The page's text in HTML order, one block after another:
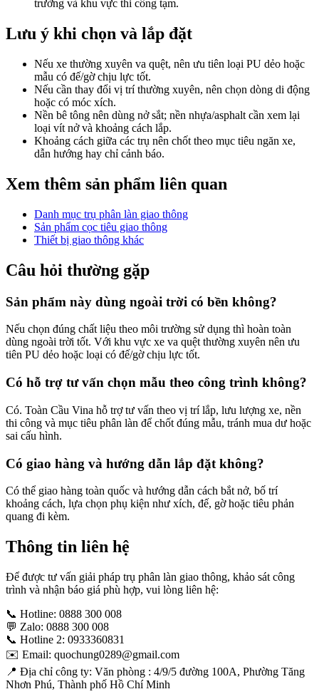
trường và khu vực thi công tạm.
Lưu ý khi chọn và lắp đặt
Nếu xe thường xuyên va quệt, nên ưu tiên loại PU dẻo hoặc
mẫu có đế/gờ chịu lực tốt.
Nếu cần thay đổi vị trí thường xuyên, nên chọn dòng di động
hoặc có móc xích.
Nền bê tông nên dùng nở sắt; nền nhựa/asphalt cần xem lại
loại vít nở và khoảng cách lắp.
Khoảng cách giữa các trụ nên chốt theo mục tiêu ngăn xe,
dẫn hướng hay chỉ cảnh báo.
Xem thêm sản phẩm liên quan
Danh mục trụ phân làn giao thông
Sản phẩm cọc tiêu giao thông
Thiết bị giao thông khác
Câu hỏi thường gặp
Sản phẩm này dùng ngoài trời có bền không?
Nếu chọn đúng chất liệu theo môi trường sử dụng thì hoàn toàn
dùng ngoài trời tốt. Với khu vực xe va quệt thường xuyên nên ưu
tiên PU dẻo hoặc loại có đế/gờ chịu lực tốt.
Có hỗ trợ tư vấn chọn mẫu theo công trình không?
Có. Toàn Cầu Vina hỗ trợ tư vấn theo vị trí lắp, lưu lượng xe, nền
thi công và mục tiêu phân làn để chốt đúng mẫu, tránh mua dư hoặc
sai cấu hình.
Có giao hàng và hướng dẫn lắp đặt không?
Có thể giao hàng toàn quốc và hướng dẫn cách bắt nở, bố trí
khoảng cách, lựa chọn phụ kiện như xích, đế, gờ hoặc tiêu phản
quang đi kèm.
Thông tin liên hệ
Để được tư vấn giải pháp trụ phân làn giao thông, khảo sát công
trình và nhận báo giá phù hợp, vui lòng liên hệ:
📞 Hotline: 0888 300 008
💬 Zalo: 0888 300 008
📞 Hotline 2: 0933360831
✉️ Email: quochung0289@gmail.com
📍 Địa chỉ công ty: Văn phòng : 4/9/5 đường 100A, Phường Tăng
Nhơn Phú, Thành phố Hồ Chí Minh